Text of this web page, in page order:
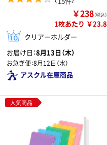
￥238（税込）
1枚あたり ￥23.8
クリアーホルダー
お届け日：8月13日（木）
お急ぎ便：8月12日（水）
アスクル在庫商品
人気商品